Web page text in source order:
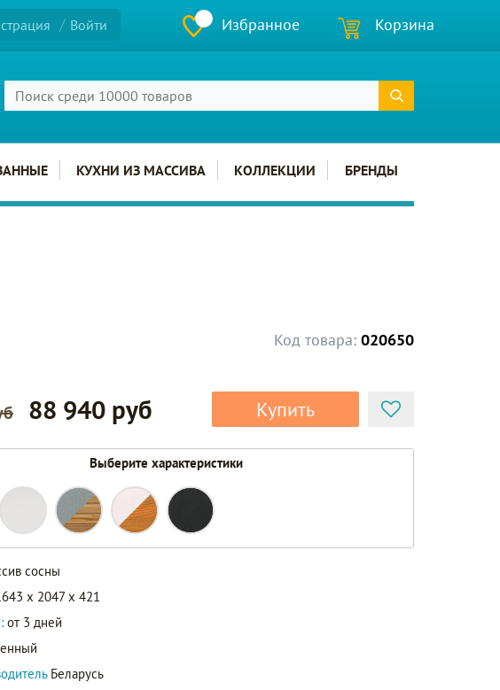
Войти Избранное Корзина
КУХНИ ИЗ МАССИВА КОЛЛЕКЦИИ БРЕНДЫ
Код товара: 020650
88 940 руб Купить
Выберите характеристики
сосны
x 2047 x 421
от 3 дней
Беларусь